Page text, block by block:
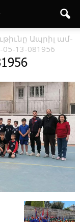
Ապ­րիլ ամ­
05-13-081956